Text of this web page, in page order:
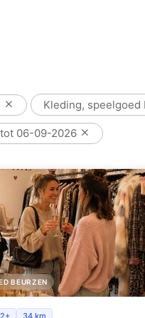
Kleding, speelgoed
06-09-2026
BEURZEN
tijdens kermis Zottegem bij
34 km